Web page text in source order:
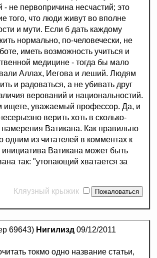
- не первопричина несчастий; это
того, что люди живут во вполне
и мути. Если б дать каждому
нормально, по-человечески, не
иметь возможность учиться и
медицине - тогда бы мало
Аллах, Иегова и леший. Людям
и радоваться, а не убивать друг
верований и национальностий.
ищете, уважаемый профессор. Да, и
верить хоть в сколько-
намерения Ватикана. Как правильно
одним из читателей в комментах к
инициатива Ватикана может быть
так: "утопающий хватается за
Кляузный крыжик
69643) Нигилизд 09/12/2011
токмо одно название статьи,